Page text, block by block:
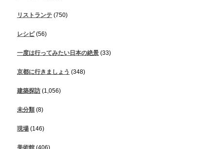
リストランテ (750)
レシピ(56)
一度は行ってみたい日本の絶景 (33)
京都に行きましょう (348)
建築探訪 (1,056)
未分類 (8)
現場 (146)
美術館 (406)